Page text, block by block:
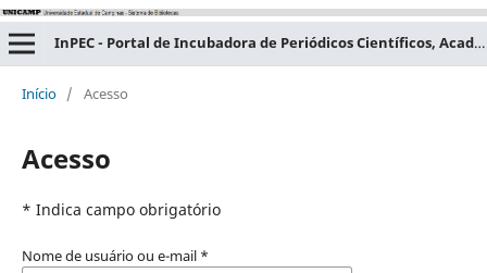
InPEC - Portal de Incubadora de Periódicos Científicos, Acadêmicos e Educacionais
Início / Acesso
Acesso
* Indica campo obrigatório
Nome de usuário ou e-mail *